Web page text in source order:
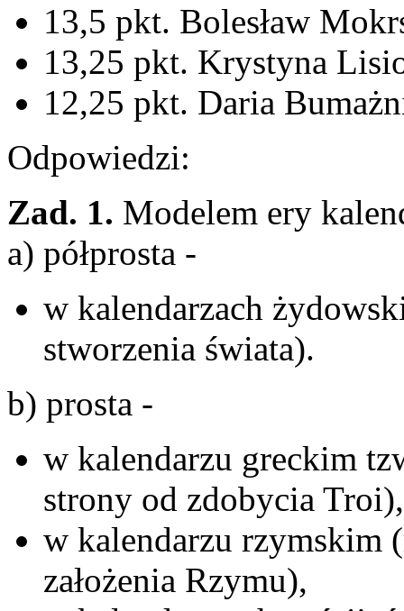
13,5 pkt. Bolesław
13,25 pkt. Krystyna
12,25 pkt. Daria
Odpowiedzi:
Zad. 1. Modelem ery
a) półprosta -
w kalendarzach
stworzenia świata).
b) prosta -
w kalendarzu greckim
strony od zdobycia Troi),
w kalendarzu rzymskim
założenia Rzymu),